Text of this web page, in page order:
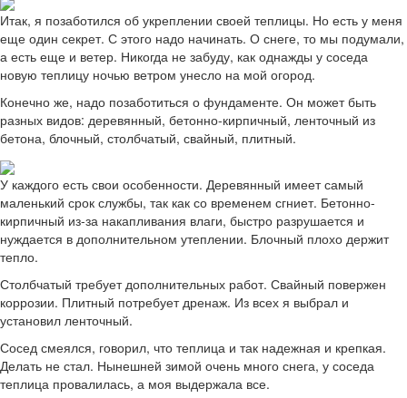
Итак, я позаботился об укреплении своей теплицы. Но есть у меня
еще один секрет. С этого надо начинать. О снеге, то мы подумали,
а есть еще и ветер. Никогда не забуду, как однажды у соседа
новую теплицу ночью ветром унесло на мой огород.
Конечно же, надо позаботиться о фундаменте. Он может быть
разных видов: деревянный, бетонно-кирпичный, ленточный из
бетона, блочный, столбчатый, свайный, плитный.
У каждого есть свои особенности. Деревянный имеет самый
маленький срок службы, так как со временем сгниет. Бетонно-
кирпичный из-за накапливания влаги, быстро разрушается и
нуждается в дополнительном утеплении. Блочный плохо держит
тепло.
Столбчатый требует дополнительных работ. Свайный повержен
коррозии. Плитный потребует дренаж. Из всех я выбрал и
установил ленточный.
Сосед смеялся, говорил, что теплица и так надежная и крепкая.
Делать не стал. Нынешней зимой очень много снега, у соседа
теплица провалилась, а моя выдержала все.